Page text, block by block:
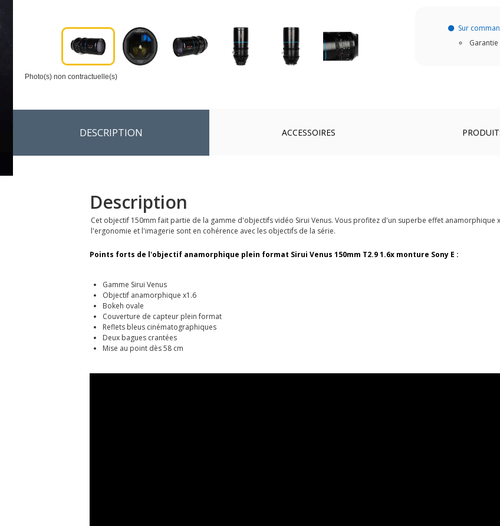
Photo(s) non contractuelle(s)
Sur
Garantie
DESCRIPTION ACCESSOIRES
Description
Cet objectif 150mm fait partie de la gamme d'objectifs vidéo Sirui Venus. Vous profitez d'un superbe effet anamorphique
l'ergonomie et l'imagerie sont en cohérence avec les objectifs de la série.
Points forts de l'objectif anamorphique plein format Sirui Venus 150mm T2.9 1.6x monture Sony E :
Gamme Sirui Venus
Objectif anamorphique x1.6
Bokeh ovale
Couverture de capteur plein format
Reflets bleus cinématographiques
Deux bagues crantées
Mise au point dès 58 cm